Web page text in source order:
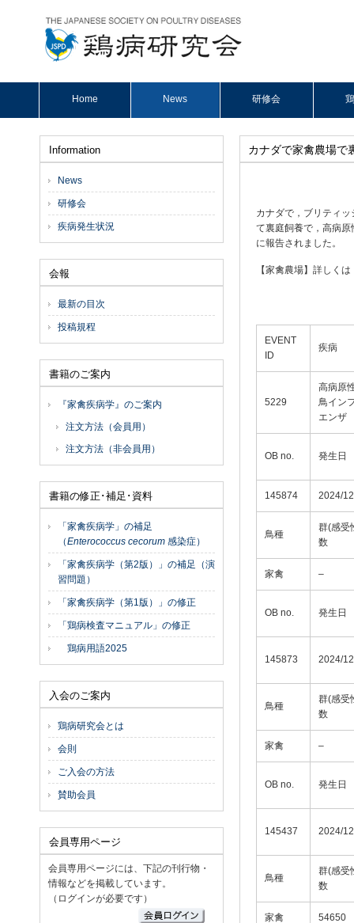
Home News 研修会
カナダで家禽農場で
カナダで，ブリティ
て裏庭飼養で，高病
に報告されました。
【家禽農場】詳しく
EVENT
ID
疾病
5229
高病原
鳥イン
エンザ
OB no. 発生日
145874 2024/
鳥種
群(感受
数
家禽 –
OB no. 発生日
145873 2024/
鳥種
群(感受
数
家禽 –
OB no. 発生日
145437 2024/
鳥種
群(感受
数
家禽 54650
Information
News
研修会
疾病発生状況
会報
最新の目次
投稿規程
書籍のご案内
『家禽疾病学』のご案内
注文方法（会員用）
注文方法（非会員用）
書籍の修正･補足･資料
「家禽疾病学」の補足
（Enterococcus cecorum 感染症）
「家禽疾病学（第2版）」の補足（演
習問題）
「家禽疾病学（第1版）」の修正
「鶏病検査マニュアル」の修正
鶏病用語2025
入会のご案内
鶏病研究会とは
会則
ご入会の方法
賛助会員
会員専用ページ
会員専用ページには、下記の刊行物・
情報などを掲載しています。
（ログインが必要です）